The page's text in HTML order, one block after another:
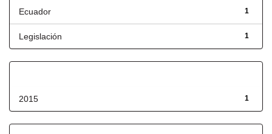
1
Ecuador
1
Legislación
1
2015